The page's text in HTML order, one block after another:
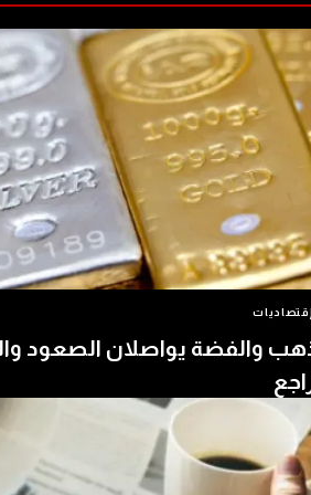
والفضة يواصلان الصعود